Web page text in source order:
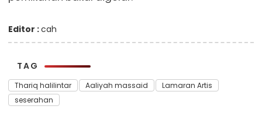
Editor :cah
TAG
Thariq halilintar Aaliyah massaid
Lamaran Artis
seserahan